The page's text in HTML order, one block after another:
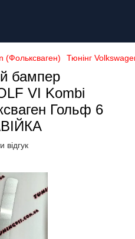
(Фольксваген) Тюнінг
бампер
VI Kombi
Гольф 6
відгук